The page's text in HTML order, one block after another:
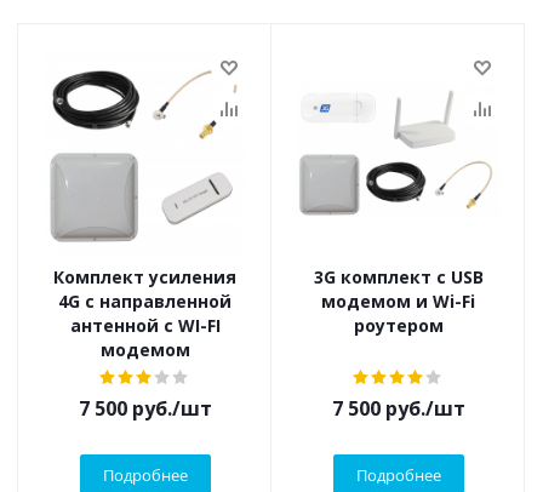
Комплект усиления
4G с направленной
антенной с WI-FI
модемом
7 500руб./шт
Подробнее
3G комплект с USB
модемом и Wi-Fi
роутером
7 500руб./шт
Подробнее